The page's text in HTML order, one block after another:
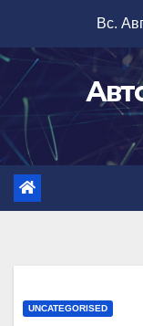
содержимому
Вс.
UNCATEGORISED